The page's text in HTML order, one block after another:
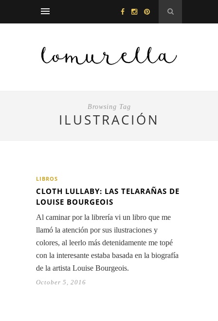
Browsing Tag
ILUSTRACIÓN
LIBROS
CLOTH LULLABY: LAS TELARAÑAS DE
LOUISE BOURGEOIS
Al caminar por la librería vi un libro que me
llamó la atención por sus ilustraciones y
colores, al leerlo más detenidamente me topé
con la interesante estaba basada en la biografía
de la artista Louise Bourgeois.
October 5, 2016